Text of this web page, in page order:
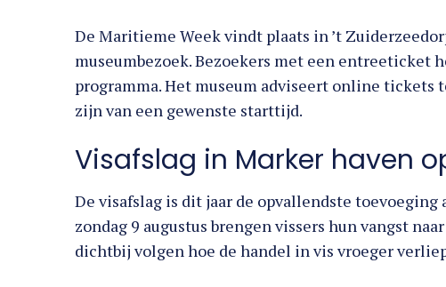
De Maritieme Week vindt plaats in ’t
museumbezoek. Bezoekers met een entreeticket
programma. Het museum adviseert online tickets
zijn van een gewenste starttijd.
Visafslag in Marker haven
De visafslag is dit jaar de opvallendste toevoeging
zondag 9 augustus brengen vissers hun vangst
dichtbij volgen hoe de handel in vis vroeger